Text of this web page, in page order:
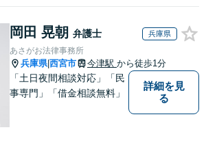
岡田 晃朝 弁護士 兵庫県
あさがお法律事務所
兵庫県|西宮市 今津駅 から徒歩1分
「土日夜間相談対応」「民
事専門」「借金相談無料」
詳細を見
る